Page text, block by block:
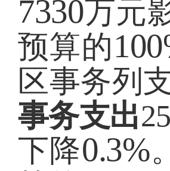
7330万元
预算的
区事务列
事务支出
下降0.3%。